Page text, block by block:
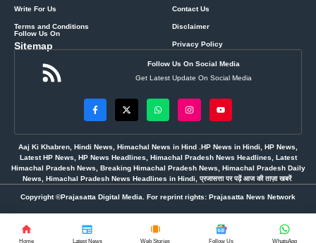
Home Latest News Web Stories Follow Us WhatsApp
Write For Us
Terms and Conditions
Sitemap
Contact Us
Disclaimer
Privacy Policy
Follow Us On
Follow Us On Social Media
Get Latest Update On Social Media
Aaj Ki Khabren, Hindi News, Himachal News in Hind .HP News in Hindi, HP News,
Latest HP News, HP News Headlines, Himachal Pradesh News Headlines, Latest
Himachal Pradesh News, Breaking Himachal Pradesh News, Himachal Pradesh Daily
News, Himachal Pradesh News Headlines in Hindi, प्रजासत्ता पर पढ़ें आज की ताज़ा खबरें
Copyright ©Prajasatta Digital Media. For reprint rights: Prajasatta News Network